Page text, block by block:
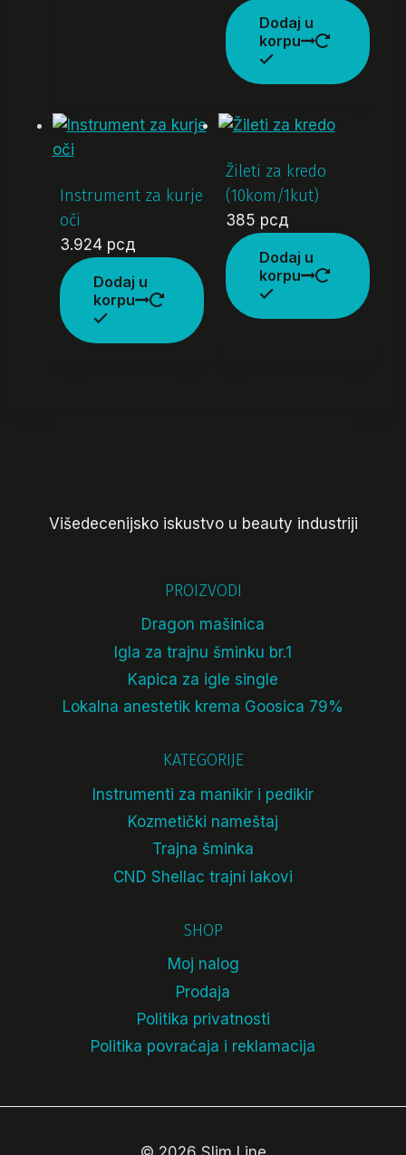
Dodaj u
korpu
Instrument za kurje
oči
3.924 рсд
Dodaj u
korpu
Žileti za kredo
(10kom/1kut)
385 рсд
Dodaj u
korpu
Višedecenijsko iskustvo u beauty industriji
PROIZVODI
Dragon mašinica
Igla za trajnu šminku br.1
Kapica za igle single
Lokalna anestetik krema Goosica 79%
KATEGORIJE
Instrumenti za manikir i pedikir
Kozmetički nameštaj
Trajna šminka
CND Shellac trajni lakovi
SHOP
Moj nalog
Prodaja
Politika privatnosti
Politika povraćaja i reklamacija